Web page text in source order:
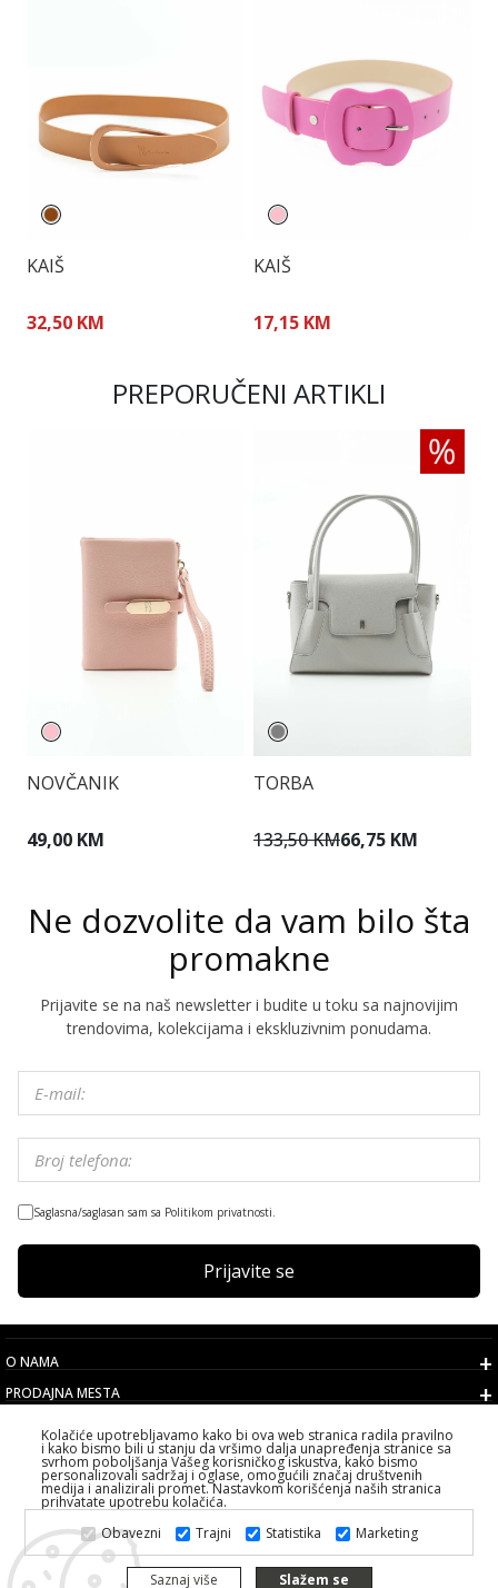
KAIŠ
32,50 KM
KAIŠ
17,15 KM
PREPORUČENI ARTIKLI
NOVČANIK
49,00 KM
TORBA
133,50 KM66,75 KM
Ne dozvolite da vam bilo šta
promakne
Prijavite se na naš newsletter i budite u toku sa najnovijim
trendovima, kolekcijama i ekskluzivnim ponudama.
Saglasna/saglasan sam sa Politikom privatnosti.
Prijavite se
O NAMA
PRODAJNA MESTA
KORISNIČKI SERVIS
IZABERITE DRŽAVU
2026 PS FASHION DESIGN DOO
SVA PRAVA ZADRŽANA ALL RIGHTS RESERVED
Kolačiće upotrebljavamo kako bi ova web stranica radila pravilno
i kako bismo bili u stanju da vršimo dalja unapređenja stranice sa
svrhom poboljšanja Vašeg korisničkog iskustva, kako bismo
personalizovali sadržaj i oglase, omogućili značaj društvenih
medija i analizirali promet. Nastavkom korišćenja naših stranica
prihvatate upotrebu kolačića.
Obavezni
Trajni Statistika Marketing
Saznaj više Slažem se